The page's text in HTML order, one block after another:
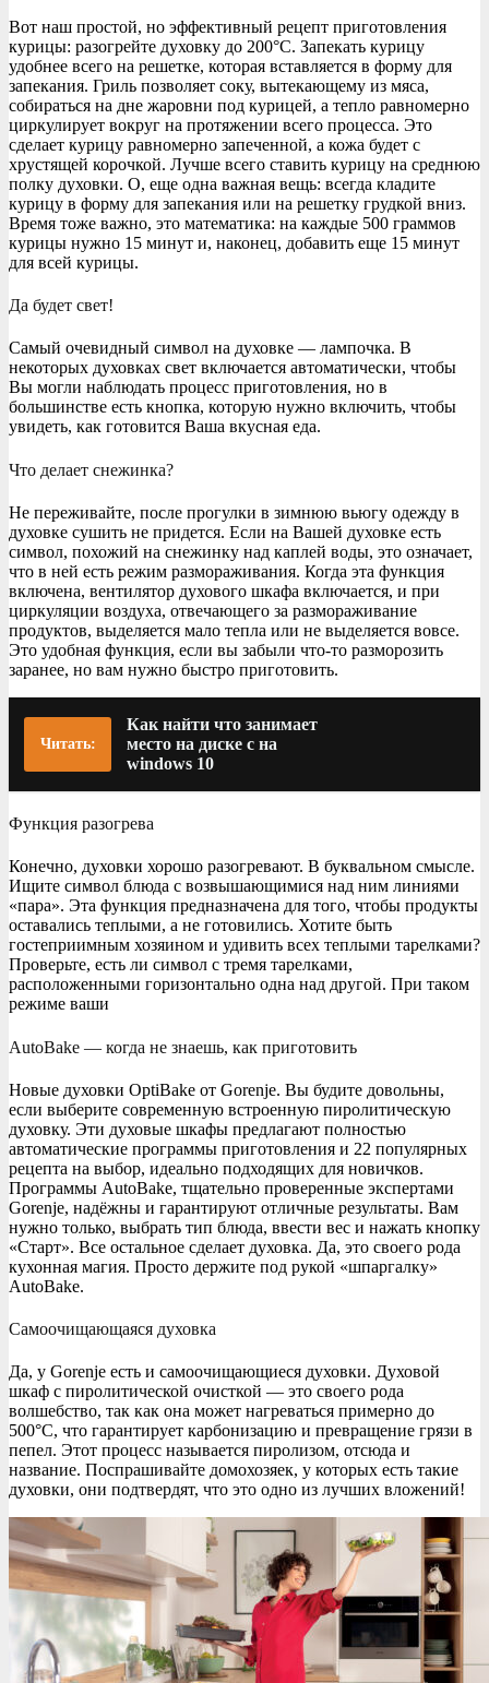
Вот наш простой, но эффективный рецепт приготовления
курицы: разогрейте духовку до 200°C. Запекать курицу
удобнее всего на решетке, которая вставляется в форму для
запекания. Гриль позволяет соку, вытекающему из мяса,
собираться на дне жаровни под курицей, а тепло равномерно
циркулирует вокруг на протяжении всего процесса. Это
сделает курицу равномерно запеченной, а кожа будет с
хрустящей корочкой. Лучше всего ставить курицу на среднюю
полку духовки. О, еще одна важная вещь: всегда кладите
курицу в форму для запекания или на решетку грудкой вниз.
Время тоже важно, это математика: на каждые 500 граммов
курицы нужно 15 минут и, наконец, добавить еще 15 минут
для всей курицы.
Да будет свет!
Самый очевидный символ на духовке — лампочка. В
некоторых духовках свет включается автоматически, чтобы
Вы могли наблюдать процесс приготовления, но в
большинстве есть кнопка, которую нужно включить, чтобы
увидеть, как готовится Ваша вкусная еда.
Что делает снежинка?
Не переживайте, после прогулки в зимнюю вьюгу одежду в
духовке сушить не придется. Если на Вашей духовке есть
символ, похожий на снежинку над каплей воды, это означает,
что в ней есть режим размораживания. Когда эта функция
включена, вентилятор духового шкафа включается, и при
циркуляции воздуха, отвечающего за размораживание
продуктов, выделяется мало тепла или не выделяется вовсе.
Это удобная функция, если вы забыли что-то разморозить
заранее, но вам нужно быстро приготовить.
Читать:
Как найти что занимает
место на диске с на
windows 10
Функция разогрева
Конечно, духовки хорошо разогревают. В буквальном смысле.
Ищите символ блюда с возвышающимися над ним линиями
«пара». Эта функция предназначена для того, чтобы продукты
оставались теплыми, а не готовились. Хотите быть
гостеприимным хозяином и удивить всех теплыми тарелками?
Проверьте, есть ли символ с тремя тарелками,
расположенными горизонтально одна над другой. При таком
режиме ваши
AutoBake — когда не знаешь, как приготовить
Новые духовки OptiBake от Gorenje. Вы будите довольны,
если выберите современную встроенную пиролитическую
духовку. Эти духовые шкафы предлагают полностью
автоматические программы приготовления и 22 популярных
рецепта на выбор, идеально подходящих для новичков.
Программы AutoBake, тщательно проверенные экспертами
Gorenje, надёжны и гарантируют отличные результаты. Вам
нужно только, выбрать тип блюда, ввести вес и нажать кнопку
«Старт». Все остальное сделает духовка. Да, это своего рода
кухонная магия. Просто держите под рукой «шпаргалку»
AutoBake.
Самоочищающаяся духовка
Да, у Gorenje есть и самоочищающиеся духовки. Духовой
шкаф с пиролитической очисткой — это своего рода
волшебство, так как она может нагреваться примерно до
500°C, что гарантирует карбонизацию и превращение грязи в
пепел. Этот процесс называется пиролизом, отсюда и
название. Поспрашивайте домохозяек, у которых есть такие
духовки, они подтвердят, что это одно из лучших вложений!